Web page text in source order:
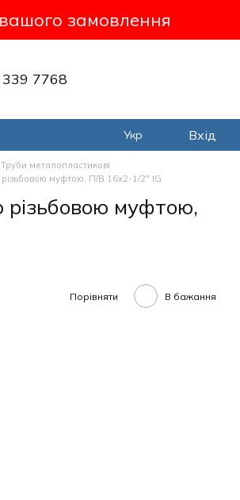
замовлення
7768
Укр Вхід
Труби металопластикові
різьбовою муфтою, П/В 16х2-1/2" IG
різьбовою муфтою,
Порівняти В бажання